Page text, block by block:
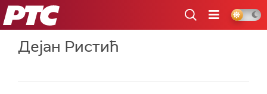
РТС
Дејан Ристић